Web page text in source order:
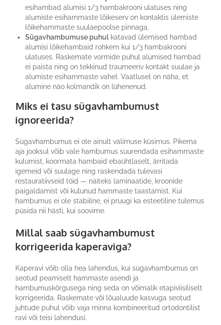
esihambad alumisi 1/3 hambakrooni ulatuses ning
alumiste esihammaste lõikeserv on kontaktis ülemiste
lõikehammaste suulaepoolse pinnaga.
Sügavhambumuse puhul katavad ülemised hambad
alumisi lõikehambaid rohkem kui 1/3 hambakrooni
ulatuses. Raskemate vormide puhul alumised hambad
ei paista ning on tekkinud traumeeriv kontakt suulae ja
alumiste esihammaste vahel. Vaatlusel on näha, et
alumine näo kolmandik on lühenenud.
Miks ei tasu sügavhambumust
ignoreerida?
Sügavhambumus ei ole ainult välimuse küsimus. Pikema
aja jooksul võib vale hambumus suurendada esihammaste
kulumist, koormata hambaid ebaühtlaselt, ärritada
igemeid või suulage ning raskendada tulevasi
restauratiivseid töid — näiteks laminaatide, kroonide
paigaldamist või kulunud hammaste taastamist. Kui
hambumus ei ole stabiilne, ei pruugi ka esteetiline tulemus
püsida nii hästi, kui soovime.
Millal saab sügavhambumust
korrigeerida kaperaviga?
Kaperavi võib olla hea lahendus, kui sügavhambumus on
seotud peamiselt hammaste asendi ja
hambumuskõrgusega ning seda on võimalik etapiviisiliselt
korrigeerida. Raskemate või lõualuude kasvuga seotud
juhtude puhul võib vaja minna kombineeritud ortodontilist
ravi või teisi lahendusi.